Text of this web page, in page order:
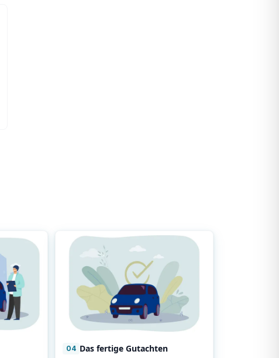
04 Das fertige Gutachten